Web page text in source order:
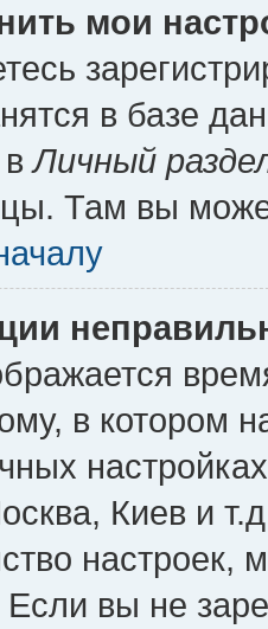
мои
в базе
вЛичный
Там вы
в котором
Киев и
настроек,
Если вы не